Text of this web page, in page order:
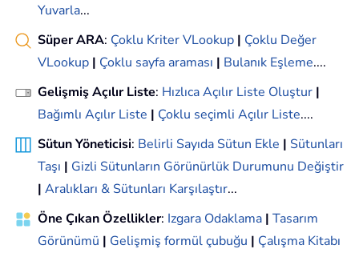
Yuvarla...
Süper ARA: Çoklu Kriter VLookup | Çoklu Değer
VLookup | Çoklu sayfa araması | Bulanık Eşleme....
Gelişmiş Açılır Liste: Hızlıca Açılır Liste Oluştur |
Bağımlı Açılır Liste | Çoklu seçimli Açılır Liste....
Sütun Yöneticisi: Belirli Sayıda Sütun Ekle | Sütunları
Taşı | Gizli Sütunların Görünürlük Durumunu Değiştir
| Aralıkları & Sütunları Karşılaştır...
Öne Çıkan Özellikler: Izgara Odaklama | Tasarım
Görünümü | Gelişmiş formül çubuğu | Çalışma Kitabı